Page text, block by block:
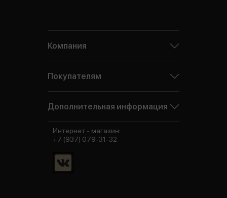
Компания
Покупателям
Дополнительная информация
Интернет - магазин:
+7 (937) 079-31-32